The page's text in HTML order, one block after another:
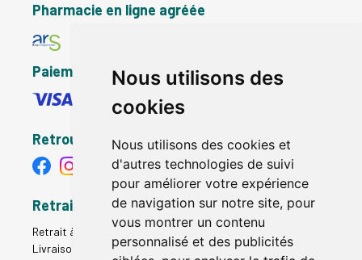
Nous utilisons des
cookies
Nous utilisons des cookies et
d'autres technologies de suivi
pour améliorer votre expérience
de navigation sur notre site, pour
vous montrer un contenu
personnalisé et des publicités
Pharmacie en ligne agréée
Paiement sécurisé
Retrouvez-nous
Retrait - Livraison
Retrait à la pharmacie - Click & Collect
Livraison en Point Relais